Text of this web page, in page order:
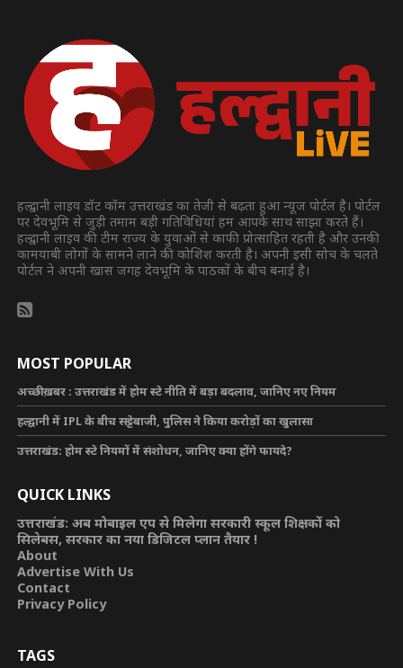
हल्द्वानी लाइव डॉट कॉम उत्तराखंड का तेजी से बढ़ता हुआ न्यूज पोर्टल है। पोर्टल
पर देवभूमि से जुड़ी तमाम बड़ी गतिविधियां हम आपके साथ साझा करते हैं।
हल्द्वानी लाइव की टीम राज्य के युवाओं से काफी प्रोत्साहित रहती है और उनकी
कामयाबी लोगों के सामने लाने की कोशिश करती है। अपनी इसी सोच के चलते
पोर्टल ने अपनी खास जगह देवभूमि के पाठकों के बीच बनाई है।
MOST POPULAR
अच्छी ख़बर : उत्तराखंड में होम स्टे नीति में बड़ा बदलाव, जानिए नए नियम
हल्द्वानी में IPL के बीच सट्टेबाजी, पुलिस ने किया करोड़ों का खुलासा
उत्तराखंड: होम स्टे नियमों में संशोधन, जानिए क्या होंगे फायदे?
QUICK LINKS
उत्तराखंड: अब मोबाइल एप से मिलेगा सरकारी स्कूल शिक्षकों को
सिलेबस, सरकार का नया डिजिटल प्लान तैयार !
About
Advertise With Us
Contact
Privacy Policy
TAGS